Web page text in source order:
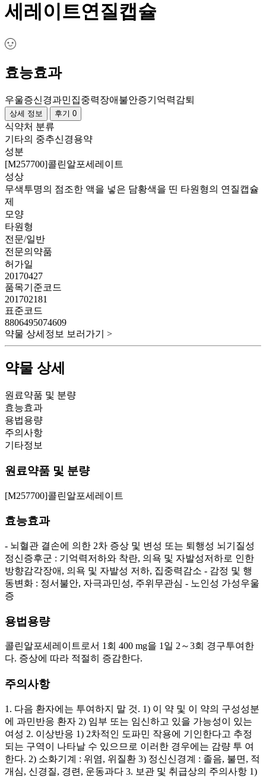
세레이트연질캡슐
효능효과
우울증신경과민집중력장애 불안증기억력감퇴
상세 정보 후기 0
식약처 분류
기타의 중추신경용약
성분
[M257700]콜린알포세레이트
성상
무색투명의 점조한 액을 넣은 담황색을 띤 타원형의 연질캡슐
제
모양
타원형
전문/일반
전문의약품
허가일
20170427
품목기준코드
201702181
표준코드
8806495074609
약물 상세정보 보러가기 >
약물 상세
원료약품 및 분량
효능효과
용법용량
주의사항
기타정보
원료약품 및 분량
[M257700]콜린알포세레이트
효능효과
- 뇌혈관 결손에 의한 2차 증상 및 변성 또는 퇴행성 뇌기질성
정신증후군 : 기억력저하와 착란, 의욕 및 자발성저하로 인한
방향감각장애, 의욕 및 자발성 저하, 집중력감소 - 감정 및 행
동변화 : 정서불안, 자극과민성, 주위무관심 - 노인성 가성우울
증
용법용량
콜린알포세레이트로서 1회 400 mg을 1일 2～3회 경구투여한
다. 증상에 따라 적절히 증감한다.
주의사항
1. 다음 환자에는 투여하지 말 것. 1) 이 약 및 이 약의 구성성분
에 과민반응 환자 2) 임부 또는 임신하고 있을 가능성이 있는
여성 2. 이상반응 1) 2차적인 도파민 작용에 기인한다고 추정
되는 구역이 나타날 수 있으므로 이러한 경우에는 감량 투 여
한다. 2) 소화기계 : 위염, 위질환 3) 정신신경계 : 졸음, 불면, 적
개심, 신경질, 경련, 운동과다 3. 보관 및 취급상의 주의사항 1)